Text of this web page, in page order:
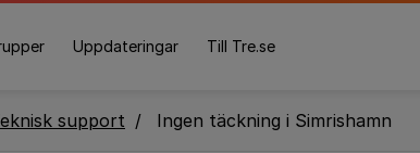
Uppdateringar Till Tre.se
support Ingen täckning i Simrishamn